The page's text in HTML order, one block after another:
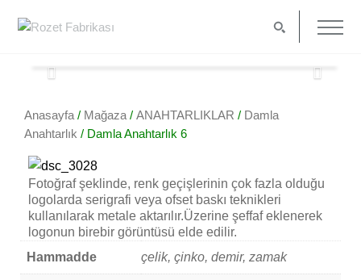
Anasayfa / Mağaza / ANAHTARLIKLAR / Damla
Anahtarlık / Damla Anahtarlık 6
Fotoğraf şeklinde, renk geçişlerinin çok fazla olduğu
logolarda serigrafi veya ofset baskı teknikleri
kullanılarak metale aktarılır.Üzerine şeffaf eklenerek
logonun birebir görüntüsü elde edilir.
Hammadde
çelik, çinko, demir, zamak